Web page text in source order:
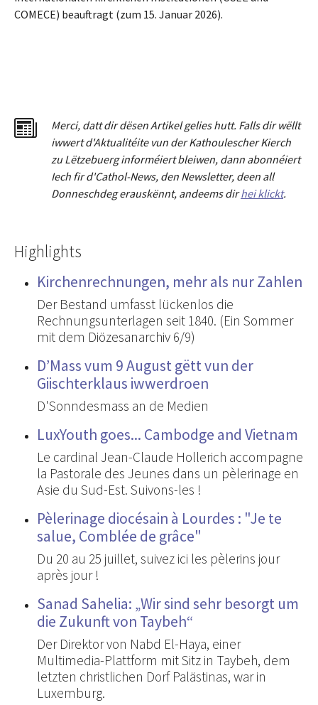
COMECE) beauftragt (zum 15. Januar 2026).
Merci, dattdir dësen Artikel gelies hutt. Falls dir wëllt
iwwert d'Aktualitéite vun der Kathoulescher Kierch
zu Lëtzebuerg informéiert bleiwen, dann abonnéiert
Iech fir d'Cathol-News, den Newsletter, deen all
Donneschdeg erauskënnt, andeems dirhei klickt.
Highlights
Kirchenrechnungen, mehr als nur Zahlen
Der Bestand umfasst lückenlos die
Rechnungsunterlagen seit 1840. (Ein Sommer
mit dem Diözesanarchiv 6/9)
D’Mass vum 9 August gëtt vun der
Giischterklaus iwwerdroen
D'Sonndesmass an de Medien
LuxYouth goes... Cambodge and Vietnam
Le cardinal Jean-Claude Hollerich accompagne
la Pastorale des Jeunes dans un pèlerinage en
Asie du Sud-Est. Suivons-les !
Pèlerinage diocésain à Lourdes : "Je te
salue, Comblée de grâce"
Du 20 au 25 juillet, suivez ici les pèlerins jour
après jour !
Sanad Sahelia: „Wir sind sehr besorgt um
die Zukunft von Taybeh“
Der Direktor von Nabd El-Haya, einer
Multimedia-Plattform mit Sitz in Taybeh, dem
letzten christlichen Dorf Palästinas, war in
Luxemburg.